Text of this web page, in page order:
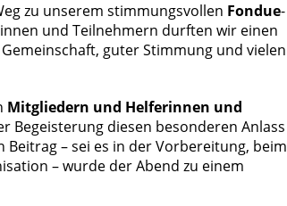
zu unserem stimmungsvollen Fondue-
und Teilnehmern durften wir einen
guter Stimmung und vielen
Mitgliedern und Helferinnen und
Begeisterung diesen besonderen Anlass
– sei es in der Vorbereitung, beim
– wurde der Abend zu einem